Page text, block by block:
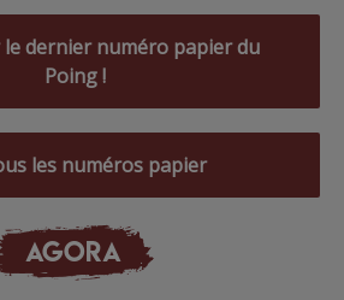
le dernier numéro papier du
Poing !
les numéros papier
AGORA